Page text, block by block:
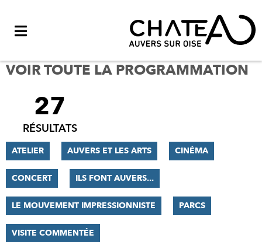
VOIR TOUTE LA PROGRAMMATION
FILTRER
RÉSULTATS
27
RÉSULTATS
ATELIER AUVERS ET LES ARTS CINÉMA
CONCERT ILS FONT AUVERS...
LE MOUVEMENT IMPRESSIONNISTE PARCS
VISITE COMMENTÉE